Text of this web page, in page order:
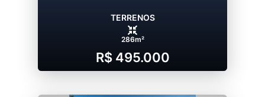
TERRENOS
286m²
R$ 495.000